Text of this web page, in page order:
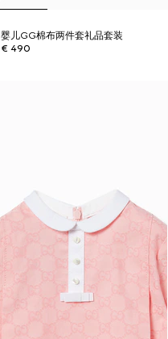
婴儿GG棉布两件套礼品套装
€ 490